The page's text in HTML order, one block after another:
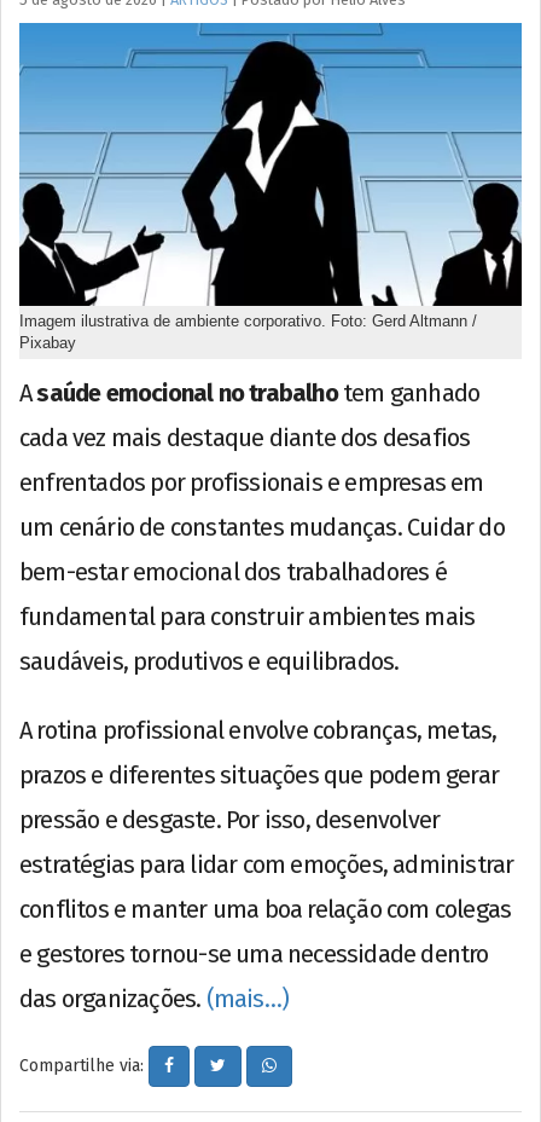
Imagem ilustrativa de ambiente corporativo. Foto: Gerd Altmann /
Pixabay
Asaúde emocional no trabalhotem ganhado
cada vez mais destaque diante dos desafios
enfrentados por profissionais e empresas em
um cenário de constantes mudanças. Cuidar do
bem-estar emocional dos trabalhadores é
fundamental para construir ambientes mais
saudáveis, produtivos e equilibrados.
A rotina profissional envolve cobranças, metas,
prazos e diferentes situações que podem gerar
pressão e desgaste. Por isso, desenvolver
estratégias para lidar com emoções, administrar
conflitos e manter uma boa relação com colegas
e gestores tornou-se uma necessidade dentro
das organizações. (mais…)
Compartilhe via: